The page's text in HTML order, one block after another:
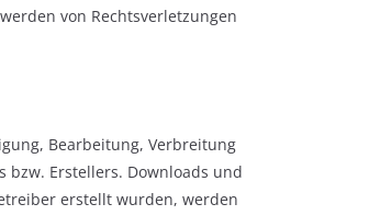
von Rechtsverletzungen
Bearbeitung, Verbreitung
Erstellers. Downloads und
erstellt wurden, werden